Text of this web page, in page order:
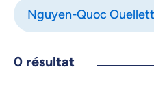
Nguyen-Quoc
0 résultat